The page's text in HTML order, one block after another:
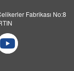
Fabrikası No:8